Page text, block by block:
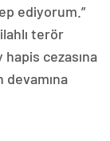
ediyorum.”
terör
cezasına
devamına